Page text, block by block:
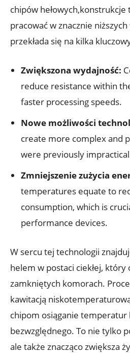
chipów hełowych,konstrukcje
pracować w znacznie
przekłada się na⁢ kilka
Zwiększona wydajność:
reduce resistance within
faster processing speeds.
Nowe możliwości
create more complex and
were previously
Zmniejszenie zużycia
temperatures equate ​to
consumption,‍ which is
performance devices.
W sercu tej technologii
helem w postaci ciekłej,‌ który
zamkniętych komorach.
kawitacją
chipom osiąganie temperatur
bezwzględnego. To nie tylko
ale także znacząco zwiększa